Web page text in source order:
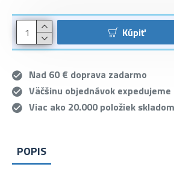
Kúpiť
Nad 60 € doprava zadarmo
Väčšinu objednávok expedujeme
Viac ako 20.000 položiek skladom
POPIS